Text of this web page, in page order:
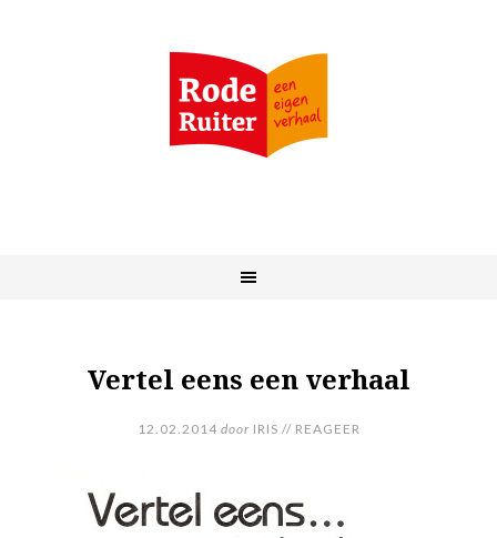
Vertel eens een verhaal
12.02.2014 door IRIS // REAGEER